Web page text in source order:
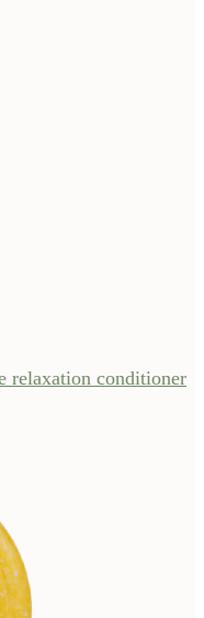
relaxation conditioner